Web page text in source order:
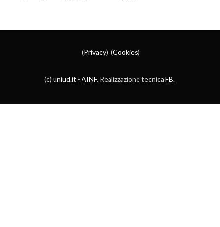
(Privacy) (Cookies)
(c) uniud.it - AINF. Realizzazione tecnica FB.